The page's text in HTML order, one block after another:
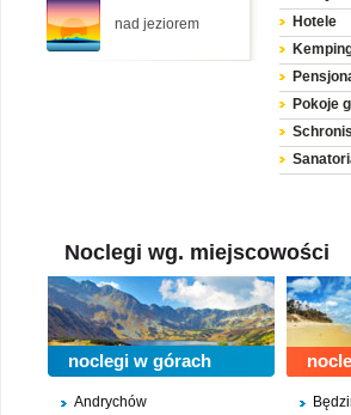
nad jeziorem
Hotele
Pokoje
Motele
Spa &
Noclegi wg. miejscowości
noclegi w górach
Andrychów